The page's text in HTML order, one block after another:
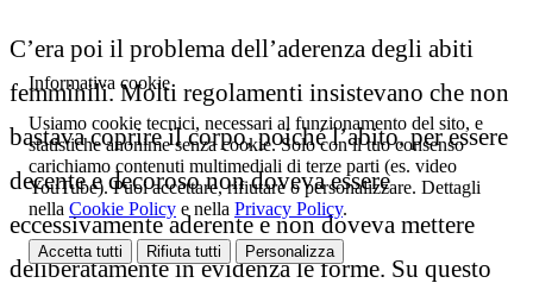
C’era poi il problema dell’aderenza degli abiti
femminili. Molti regolamenti insistevano che non
bastava coprire il corpo, poiché l’abito, per essere
decente e decoroso non doveva essere
eccessivamente aderente e non doveva mettere
deliberatamente in evidenza le forme. Su questo
Informativa cookie
Usiamo cookie tecnici, necessari al funzionamento del sito, e
statistiche anonime senza cookie. Solo con il tuo consenso
carichiamo contenuti multimediali di terze parti (es. video
YouTube). Puoi accettare, rifiutare o personalizzare. Dettagli
nella Cookie Policy e nella Privacy Policy.
Accetta tutti Rifiuta tutti Personalizza